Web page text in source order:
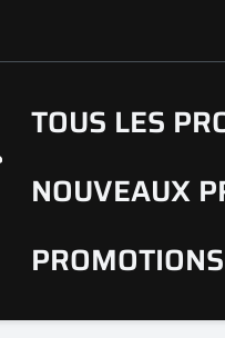
TOUS LES
NOUVEAUX
PROMOTIONS